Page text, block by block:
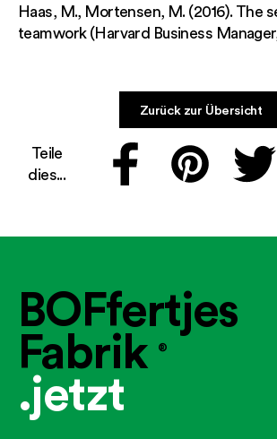
Haas, M., Mortensen, M. (2016). The
teamwork (Harvard Business
Zurück zur Übersicht
Teile
dies...
BOFfertjes
Fabrik ®
.jetzt